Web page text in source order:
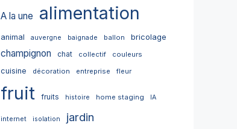
A la une alimentation
animal auvergne baignade ballon bricolage
champignon chat collectif couleurs
cuisine décoration entreprise fleur
fruit fruits histoire home staging IA
internet isolation jardin